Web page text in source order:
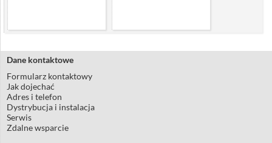
Dane kontaktowe
Formularz kontaktowy
Jak dojechać
Adres i telefon
Dystrybucja i instalacja
Serwis
Zdalne wsparcie